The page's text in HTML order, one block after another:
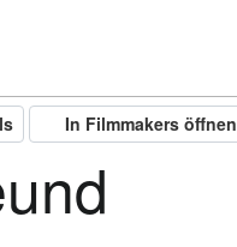
In Filmmakers öffnen